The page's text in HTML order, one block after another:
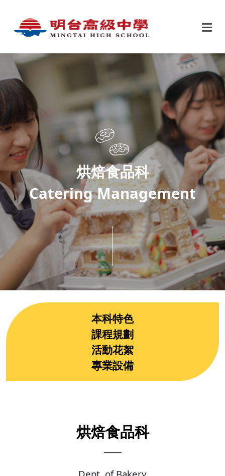
烘焙食品科
Catering Management
本科特色
課程規劃
活動花絮
專業設備
烘焙食品科